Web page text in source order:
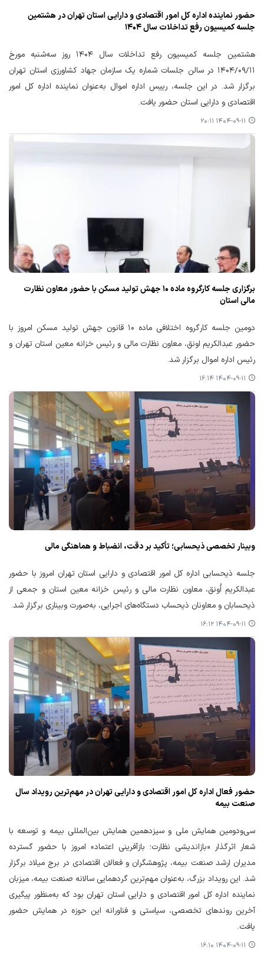
حضور نماینده اداره کل امور اقتصادی و دارایی استان تهران در هشتمین
جلسه کمیسیون رفع تداخلات سال ۱۴۰۴
هشتمین جلسه کمیسیون رفع تداخلات سال ۱۴۰۴ روز سه‌شنبه مورخ
۱۴۰۴/۰۹/۱۱ در سالن جلسات شماره یک سازمان جهاد کشاورزی استان تهران
برگزار شد. در این جلسه، رییس اداره اموال به‌عنوان نماینده اداره کل امور
اقتصادی و دارایی استان حضور یافت.
۱۴۰۴-۰۹-۱۱ ۲۰:۱۱
برگزاری جلسه کارگروه ماده ۱۰ جهش تولید مسکن با حضور معاون نظارت
مالی استان
دومین جلسه کارگروه اختلافی ماده ۱۰ قانون جهش تولید مسکن امروز با
حضور عبدالکریم اونق، معاون نظارت مالی و رئیس خزانه معین استان تهران و
رئیس اداره اموال برگزار شد.
۱۴۰۴-۰۹-۱۱ ۱۶:۱۴
وبینار تخصصی ذیحسابی؛ تأکید بر دقت، انضباط و هماهنگی مالی
جلسه ذیحسابی اداره کل امور اقتصادی و دارایی استان تهران امروز با حضور
عبدالکریم اُونق، معاون نظارت مالی و رئیس خزانه معین استان و جمعی از
ذیحسابان و معاونان ذیحساب دستگاه‌های اجرایی، به‌صورت وبیناری برگزار شد.
۱۴۰۴-۰۹-۱۱ ۱۶:۱۲
حضور فعال اداره کل امور اقتصادی و دارایی تهران در مهم‌ترین رویداد سال
صنعت بیمه
سی‌ودومین همایش ملی و سیزدهمین همایش بین‌المللی بیمه و توسعه با
شعار اثرگذار «بازاندیشی نظارت؛ بازآفرینی اعتماد» امروز با حضور گسترده
مدیران ارشد صنعت بیمه، پژوهشگران و فعالان اقتصادی در برج میلاد برگزار
شد. این رویداد بزرگ، به‌عنوان مهم‌ترین گردهمایی سالانه صنعت بیمه، میزبان
نماینده اداره کل امور اقتصادی و دارایی استان تهران بود که به‌منظور پیگیری
آخرین روندهای تخصصی، سیاستی و فناورانه این حوزه در همایش حضور
یافت.
۱۴۰۴-۰۹-۱۱ ۱۶:۱۰